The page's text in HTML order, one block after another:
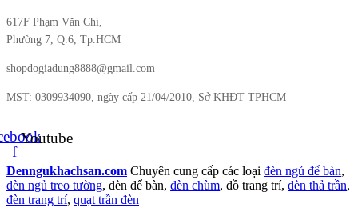
617F Phạm Văn Chí,
Phường 7, Q.6, Tp.HCM
shopdogiadung8888@gmail.com
MST: 0309934090, ngày cấp 21/04/2010, Sở KHĐT TPHCM
f
Youtube
Denngukhachsan.com Chuyên cung cấp các loại đèn ngủ để bàn,
đèn ngủ treo tường, đèn để bàn, đèn chùm, đồ trang trí, đèn thả trần,
đèn trang trí, quạt trần đèn